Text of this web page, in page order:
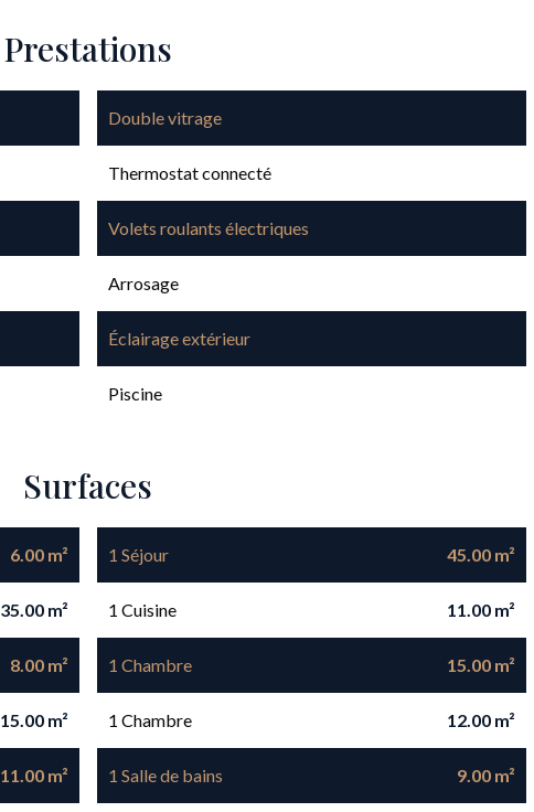
Prestations
Double vitrage
Thermostat connecté
Volets roulants électriques
Arrosage
Éclairage extérieur
Piscine
Surfaces
6.00 m² 1 Séjour 45.00 m²
35.00 m² 1 Cuisine 11.00 m²
8.00 m² 1 Chambre 15.00 m²
15.00 m² 1 Chambre 12.00 m²
11.00 m² 1 Salle de bains 9.00 m²